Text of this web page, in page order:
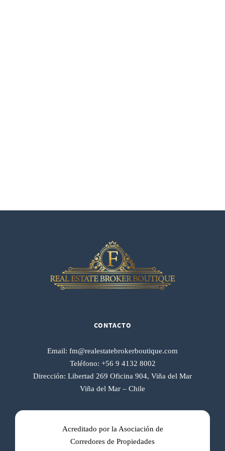
CONTACTO
Email: fm@realestatebrokerboutique.com
Teléfono: +56 9 4132 8002
Dirección: Libertad 269 Oficina 904, Viña del Mar
Viña del Mar – Chile
Acreditado por la Asociación de
Corredores de Propiedades